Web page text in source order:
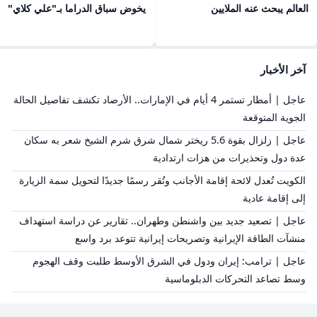
العالم يبحث عنه الملايين يخوض سباق الدراما بـ"علي كلاي"
آخر الأخبار
عاجل | أمطار تستمر 4 أيام في الإمارات.. الأرصاد تكشف تفاصيل الحالة
الجوية المتوقعة
عاجل | زلزال بقوة 5.6 ريختر شمال شرق شرم الشيخ شعر به سكان
عدة دول وتحذيرات من هزات ارتدادية
الكويت تُعدل لائحة إقامة الأجانب وتُقر رسمًا جديدًا لتحويل سمة الزيارة
إلى إقامة عادية
عاجل | تصعيد جديد بين واشنطن وطهران.. تقارير عن دراسة استهداف
منشآت الطاقة الإيرانية وتصريحات إيرانية تتوعد برد واسع
عاجل | ترامب: إيران ودول في الشرق الأوسط طلبت وقف الهجوم
وسط تصاعد التحركات الدبلوماسية